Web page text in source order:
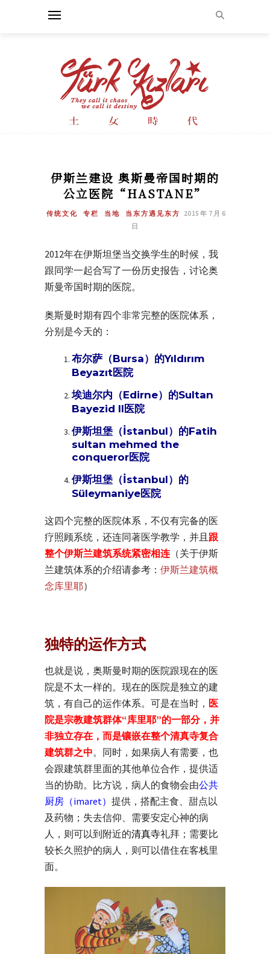
伊斯兰建设 奥斯曼帝国时期的
公立医院“HASTANE”
传统文化 专栏 当地 当东方遇见东方
2015 年 7 月 6
日
2012年在伊斯坦堡当交换学生的时候，我
跟同学一起合写了一份历史报告，讨论奥
斯曼帝国时期的医院。
奥斯曼时期有四个非常完整的医院体系，
分别是今天的：
布尔萨（Bursa）的Yıldırım
Beyazıt医院
埃迪尔内（Edirne）的Sultan
Bayezid II医院
伊斯坦堡（İstanbul）的Fatih
sultan mehmed the
conqueror医院
伊斯坦堡（İstanbul）的
Süleymaniye医院
这四个完整的医院体系，不仅有完备的医
疗照顾系统，还连同著医学教学，并且 跟
整个伊斯兰建筑系统紧密相连 （关于伊斯
兰建筑体系的介绍请参考： 伊斯兰建筑概
念库里耶）
独特的运作方式
也就是说，奥斯曼时期的医院跟现在的医
院是不太一样的。现在的医院是独立的建
筑，有自己的运作体系。可是在当时， 医
院是宗教建筑群体“库里耶”的一部分，并
非独立存在，而是镶嵌在整个清真寺复合
建筑群之中。同时，如果病人有需要，也
会跟建筑群里面的其他单位合作，提供适
当的协助。比方说，病人的食物会由公共
厨房（imaret） 提供，搭配主食、甜点以
及药物；失去信仰、需要安定心神的病
人，则可以到附近的清真寺礼拜；需要比
较长久照护的病人，则可以借住在客栈里
面。